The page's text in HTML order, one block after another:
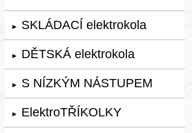
► SKLÁDACÍ elektrokola
► DĚTSKÁ elektrokola
► S NÍZKÝM NÁSTUPEM
► ElektroTŘÍKOLKY